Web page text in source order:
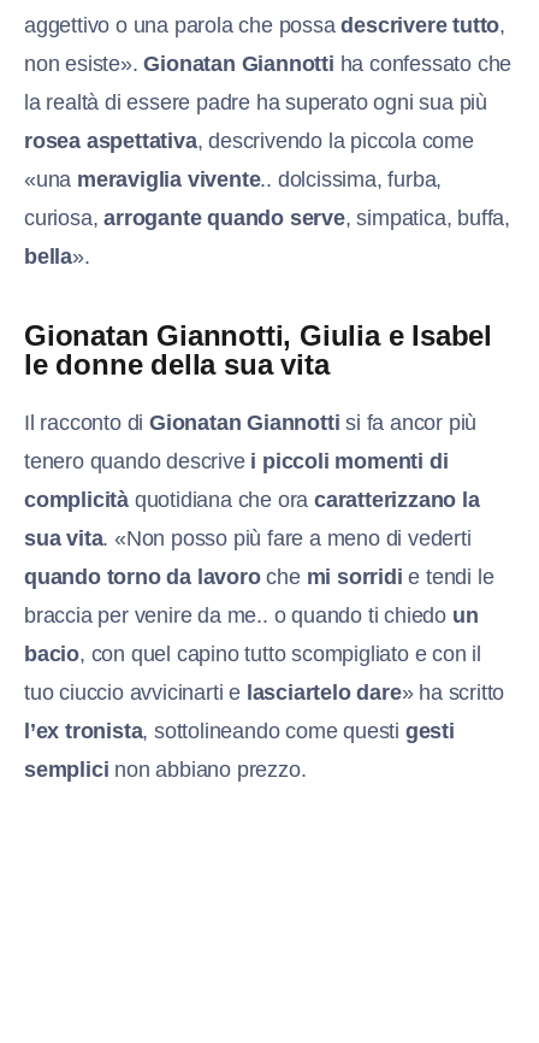
aggettivo o una parola che possadescrivere tutto,
non esiste».Gionatan Giannotti ha confessato che
la realtà di essere padre ha superato ogni sua più
rosea aspettativa, descrivendo la piccola come
«una meraviglia vivente.. dolcissima, furba,
curiosa,arrogante quando serve, simpatica, buffa,
bella».
Gionatan Giannotti, Giulia e Isabel
le donne della sua vita
Il racconto di Gionatan Giannotti si fa ancor più
tenero quando descrive i piccoli momenti di
complicità quotidiana che oracaratterizzano la
sua vita. «Non posso più fare a meno di vederti
quando torno da lavoroche mi sorridi e tendi le
braccia per venire da me.. o quando ti chiedo un
bacio, con quel capino tutto scompigliato e con il
tuo ciuccio avvicinarti e lasciartelo dare» ha scritto
l’ex tronista, sottolineando come questi gesti
semplici non abbiano prezzo.